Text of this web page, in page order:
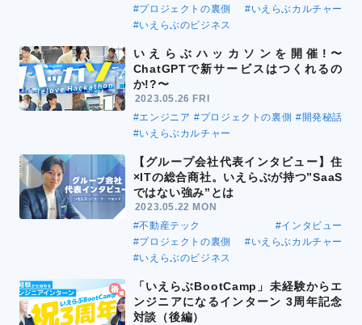
#プロジェクトの裏側
#いえらぶカルチャー
#いえらぶのビジネス
いえらぶハッカソンを開催!〜
ChatGPTで新サービスはつくれるの
か!?〜
2023.05.26 FRI
#エンジニア #プロジェクトの裏側 #開発秘話
#いえらぶカルチャー
【グループ会社代表インタビュー】住
×ITの総合商社。いえらぶが持つ”SaaS
ではない強み”とは
2023.05.22 MON
#不動産テック
#インタビュー
#プロジェクトの裏側
#いえらぶカルチャー
#いえらぶのビジネス
「いえらぶBootCamp」未経験からエ
ンジニアになるインターン 3周年記念
対談（後編）